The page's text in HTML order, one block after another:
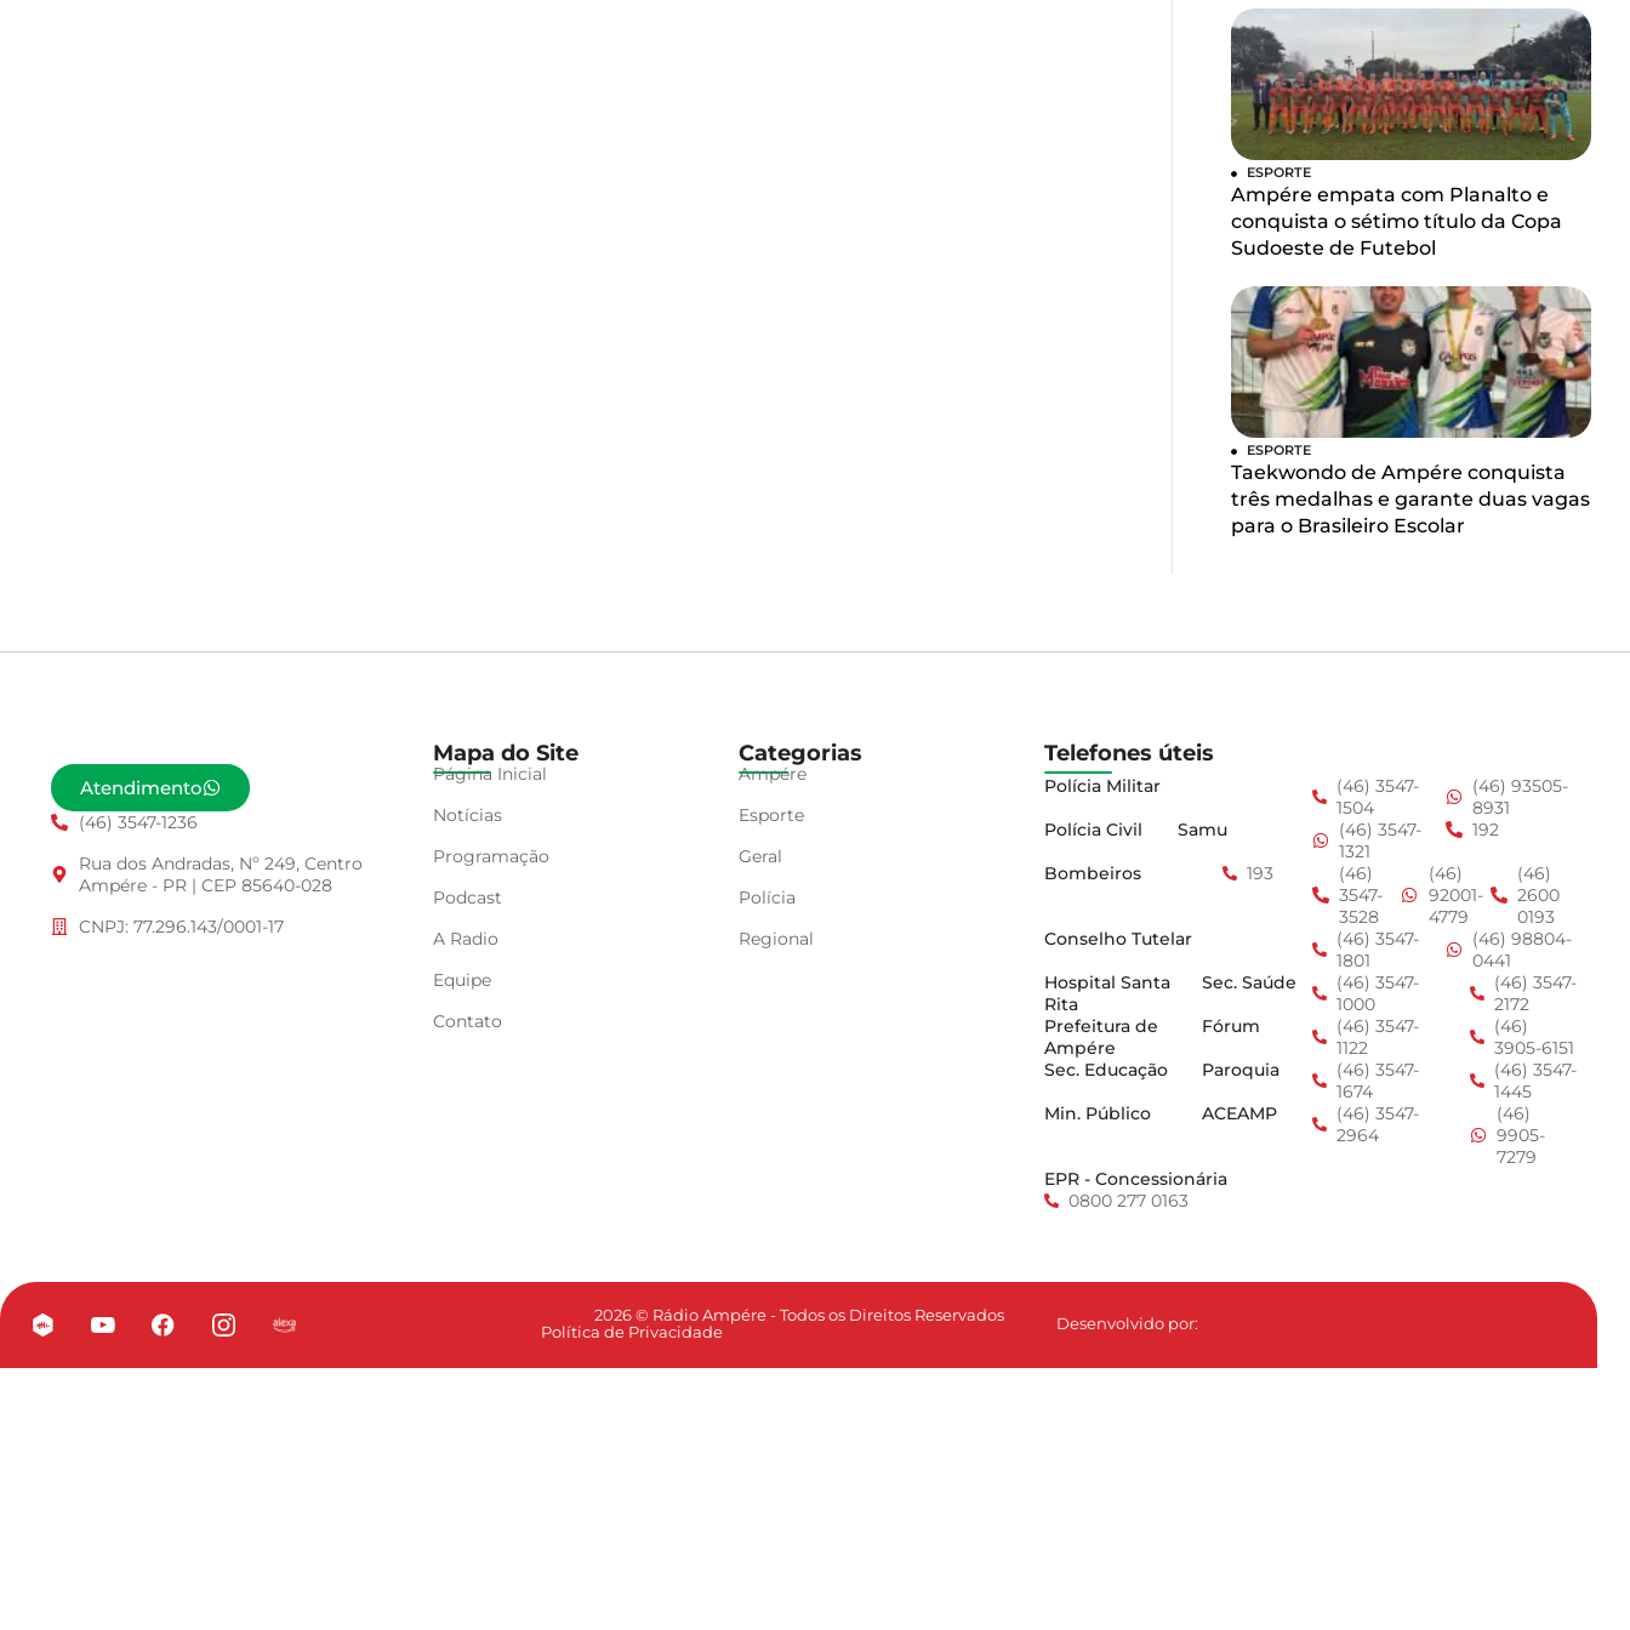
ESPORTE
Ampére empata com Planalto e
conquista o sétimo título da Copa
Sudoeste de Futebol
ESPORTE
Taekwondo de Ampére conquista
três medalhas e garante duas vagas
para o Brasileiro Escolar
Atendimento
(46) 3547-1236
Rua dos Andradas, Nº 249, Centro
Ampére - PR | CEP 85640-028
CNPJ: 77.296.143/0001-17
Mapa do Site
Página Inicial
Notícias
Programação
Podcast
A Radio
Equipe
Contato
Categorias
Ampére
Esporte
Geral
Polícia
Regional
Telefones úteis
Polícia Militar
(46) 3547-
1504
(46) 93505-
8931
Polícia Civil
Samu
(46) 3547-
1321
192
Bombeiros
193
(46)
3547-
3528
(46)
92001-
4779
(46)
2600
0193
Conselho Tutelar
(46) 3547-
1801
(46) 98804-
0441
Hospital Santa
Rita
Sec. Saúde
(46) 3547-
1000
(46) 3547-
2172
Prefeitura de
Ampére
Fórum
(46) 3547-
1122
(46)
3905-6151
Sec. Educação
Paroquia
(46) 3547-
1674
(46) 3547-
1445
Min. Público
ACEAMP
(46) 3547-
2964
(46)
9905-
7279
EPR - Concessionária
0800 277 0163
2026 © Rádio Ampére - Todos os Direitos Reservados
Política de Privacidade
Desenvolvido por: